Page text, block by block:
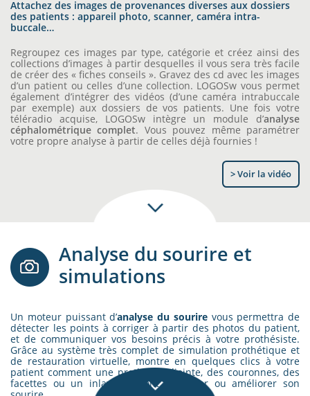
Attachez des images de provenances diverses aux dossiers
des patients : appareil photo, scanner, caméra intra-
buccale…
Regroupez ces images par type, catégorie et créez ainsi des
collections d’images à partir desquelles il vous sera très facile
de créer des « fiches conseils ». Gravez des cd avec les images
d’un patient ou celles d’une collection. LOGOSw vous permet
également d’intégrer des vidéos (d’une caméra intrabuccale
par exemple) aux dossiers de vos patients. Une fois votre
téléradio acquise, LOGOSw intègre un module d’analyse
céphalométrique complet. Vous pouvez même paramétrer
votre propre analyse à partir de celles déjà fournies !
> Voir la vidéo
Analyse du sourire et
simulations
Un moteur puissant d’analyse du sourirevous permettra de
détecter les points à corriger à partir des photos du patient,
et de communiquer vos besoins précis à votre prothésiste.
Grâce au système très complet de simulation prothétique et
de restauration virtuelle, montre en quelques clics à votre
patient comment une prothèse adjointe, des couronnes, des
facettes ou un inlay pourront s’intégrer ou améliorer son